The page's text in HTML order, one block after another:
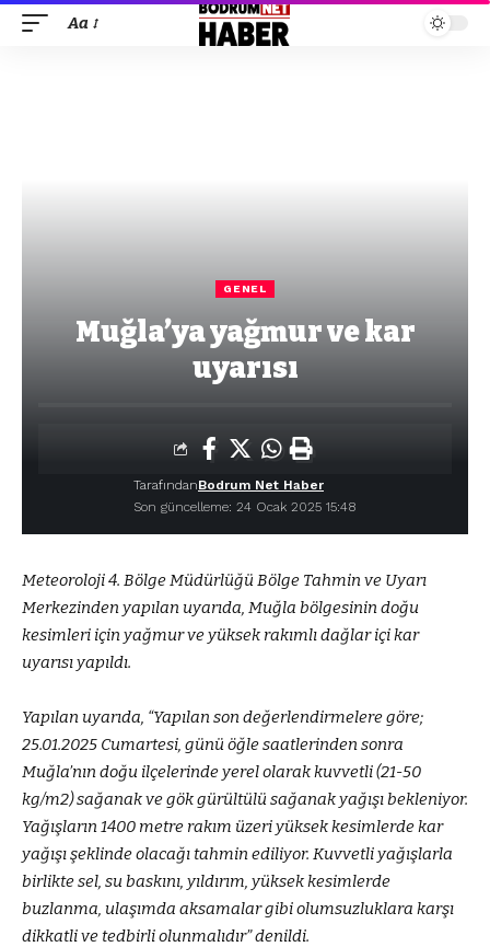
Aa
GENEL
Muğla’ya yağmur ve kar
uyarısı
Son güncelleme: 24 Ocak 2025 15:48
TarafındanBodrum Net Haber
Meteoroloji 4. Bölge Müdürlüğü Bölge Tahmin ve Uyarı
Merkezinden yapılan uyarıda, Muğla bölgesinin doğu
kesimleri için yağmur ve yüksek rakımlı dağlar içi kar
uyarısı yapıldı.
Yapılan uyarıda, “Yapılan son değerlendirmelere göre;
25.01.2025 Cumartesi, günü öğle saatlerinden sonra
Muğla’nın doğu ilçelerinde yerel olarak kuvvetli (21-50
kg/m2) sağanak ve gök gürültülü sağanak yağışı bekleniyor.
Yağışların 1400 metre rakım üzeri yüksek kesimlerde kar
yağışı şeklinde olacağı tahmin ediliyor. Kuvvetli yağışlarla
birlikte sel, su baskını, yıldırım, yüksek kesimlerde
buzlanma, ulaşımda aksamalar gibi olumsuzluklara karşı
dikkatli ve tedbirli olunmalıdır” denildi.